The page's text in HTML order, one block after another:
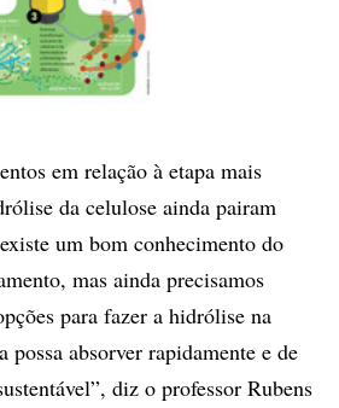
em relação à etapa mais
da celulose ainda pairam
um bom conhecimento do
mas ainda precisamos
para fazer a hidrólise na
possa absorver rapidamente e de
diz o professor Rubens